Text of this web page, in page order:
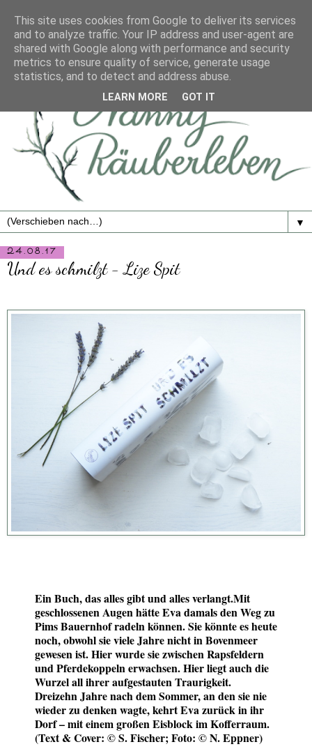
▼
24.08.17
Und es schmilzt - Lize Spit
Ein Buch, das alles gibt und alles verlangt.Mit
geschlossenen Augen hätte Eva damals den Weg zu
Pims Bauernhof radeln können. Sie könnte es heute
noch, obwohl sie viele Jahre nicht in Bovenmeer
gewesen ist. Hier wurde sie zwischen Rapsfeldern
und Pferdekoppeln erwachsen. Hier liegt auch die
Wurzel all ihrer aufgestauten Traurigkeit.
Dreizehn Jahre nach dem Sommer, an den sie nie
wieder zu denken wagte, kehrt Eva zurück in ihr
Dorf – mit einem großen Eisblock im Kofferraum.
(Text & Cover: © S. Fischer; Foto: © N. Eppner)
This site uses cookies from Google to deliver its services
and to analyze traffic. Your IP address and user-agent are
shared with Google along with performance and security
metrics to ensure quality of service, generate usage
statistics, and to detect and address abuse.
LEARN MORE GOT IT